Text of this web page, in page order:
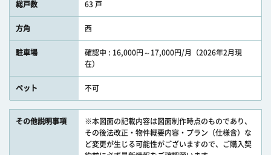
総戸数 63 戸
方角 西
駐車場
確認中 : 16,000円～17,000円/月（2026年2月現
在）
ペット 不可
その他説明事項
※本図面の記載内容は図面制作時点のものであり、
その後法改正・物件概要内容・プラン（仕様含）な
ど変更が生じる可能性がございますので、ご購入契